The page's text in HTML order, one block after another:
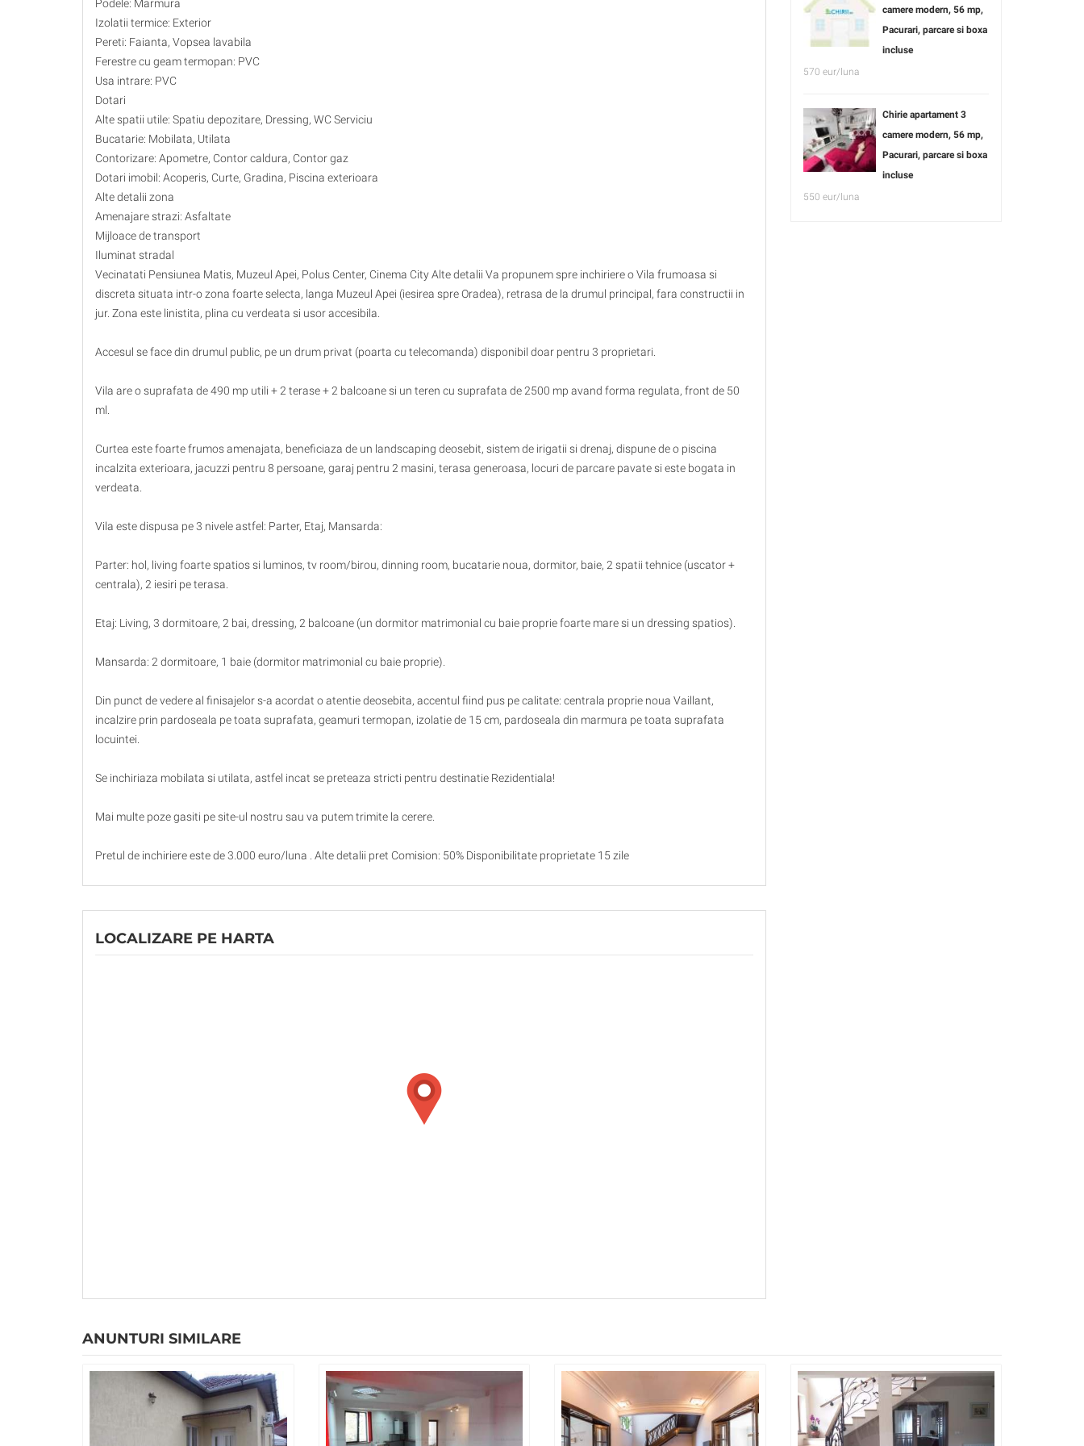
Podele: Marmura
Izolatii termice: Exterior
Pereti: Faianta, Vopsea lavabila
Ferestre cu geam termopan: PVC
Usa intrare: PVC
Dotari
Alte spatii utile: Spatiu depozitare, Dressing, WC Serviciu
Bucatarie: Mobilata, Utilata
Contorizare: Apometre, Contor caldura, Contor gaz
Dotari imobil: Acoperis, Curte, Gradina, Piscina exterioara
Alte detalii zona
Amenajare strazi: Asfaltate
Mijloace de transport
Iluminat stradal
Vecinatati Pensiunea Matis, Muzeul Apei, Polus Center, Cinema City Alte detalii Va propunem spre inchiriere o Vila frumoasa si
discreta situata intr-o zona foarte selecta, langa Muzeul Apei (iesirea spre Oradea), retrasa de la drumul principal, fara constructii in
jur. Zona este linistita, plina cu verdeata si usor accesibila.
Accesul se face din drumul public, pe un drum privat (poarta cu telecomanda) disponibil doar pentru 3 proprietari.
Vila are o suprafata de 490 mp utili + 2 terase + 2 balcoane si un teren cu suprafata de 2500 mp avand forma regulata, front de 50
ml.
Curtea este foarte frumos amenajata, beneficiaza de un landscaping deosebit, sistem de irigatii si drenaj, dispune de o piscina
incalzita exterioara, jacuzzi pentru 8 persoane, garaj pentru 2 masini, terasa generoasa, locuri de parcare pavate si este bogata in
verdeata.
Vila este dispusa pe 3 nivele astfel: Parter, Etaj, Mansarda:
Parter: hol, living foarte spatios si luminos, tv room/birou, dinning room, bucatarie noua, dormitor, baie, 2 spatii tehnice (uscator +
centrala), 2 iesiri pe terasa.
Etaj: Living, 3 dormitoare, 2 bai, dressing, 2 balcoane (un dormitor matrimonial cu baie proprie foarte mare si un dressing spatios).
Mansarda: 2 dormitoare, 1 baie (dormitor matrimonial cu baie proprie).
Din punct de vedere al finisajelor s-a acordat o atentie deosebita, accentul fiind pus pe calitate: centrala proprie noua Vaillant,
incalzire prin pardoseala pe toata suprafata, geamuri termopan, izolatie de 15 cm, pardoseala din marmura pe toata suprafata
locuintei.
Se inchiriaza mobilata si utilata, astfel incat se preteaza stricti pentru destinatie Rezidentiala!
Mai multe poze gasiti pe site-ul nostru sau va putem trimite la cerere.
Pretul de inchiriere este de 3.000 euro/luna . Alte detalii pret Comision: 50% Disponibilitate proprietate 15 zile
LOCALIZARE PE HARTA
camere modern, 56 mp,
Pacurari, parcare si boxa
incluse
570 eur/luna
Chirie apartament 3
camere modern, 56 mp,
Pacurari, parcare si boxa
incluse
550 eur/luna
ANUNTURI SIMILARE